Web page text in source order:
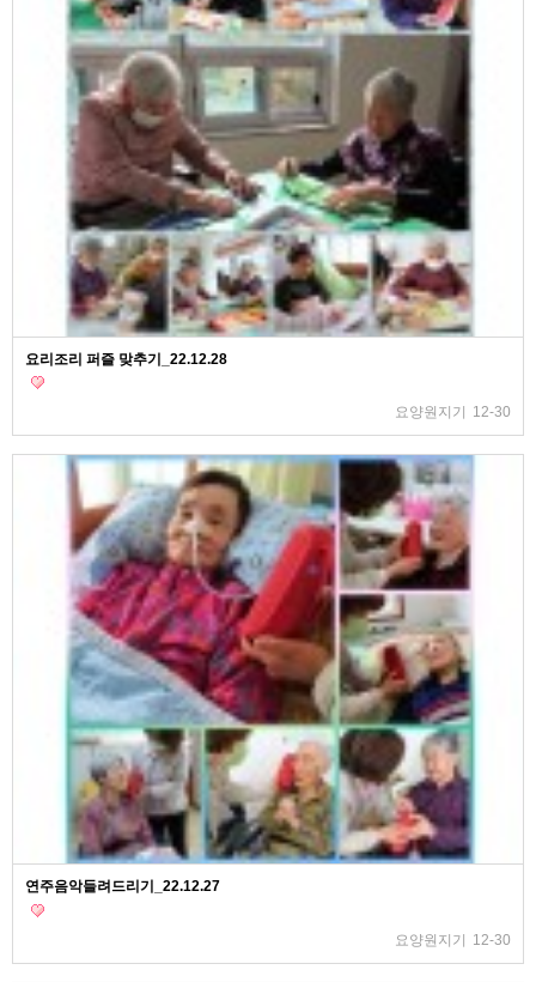
요리조리 퍼즐 맞추기_22.12.28
요양원지기 12-30
연주음악들려드리기_22.12.27
요양원지기 12-30